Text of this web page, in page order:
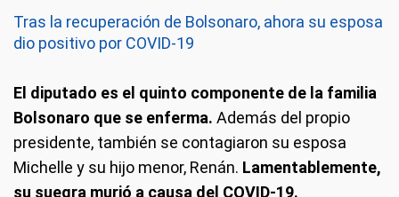
Tras la recuperación de Bolsonaro, ahora su esposa
dio positivo por COVID-19
El diputado es el quinto componente de la familia
Bolsonaro que se enferma. Además del propio
presidente, también se contagiaron su esposa
Michelle y su hijo menor, Renán. Lamentablemente,
su suegra murió a causa del COVID-19.